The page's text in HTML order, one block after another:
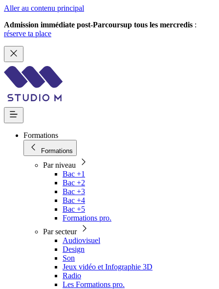
Aller au contenu principal
Admission immédiate post-Parcoursup tous les mercredis :
réserve ta place
Formations
Formations
Par niveau
Bac +1
Bac +2
Bac +3
Bac +4
Bac +5
Formations pro.
Par secteur
Audiovisuel
Design
Son
Jeux vidéo et Infographie 3D
Radio
Les Formations pro.